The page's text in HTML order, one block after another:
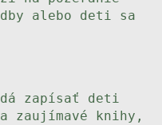
alebo deti sa
zapísať deti
zaujímavé knihy,